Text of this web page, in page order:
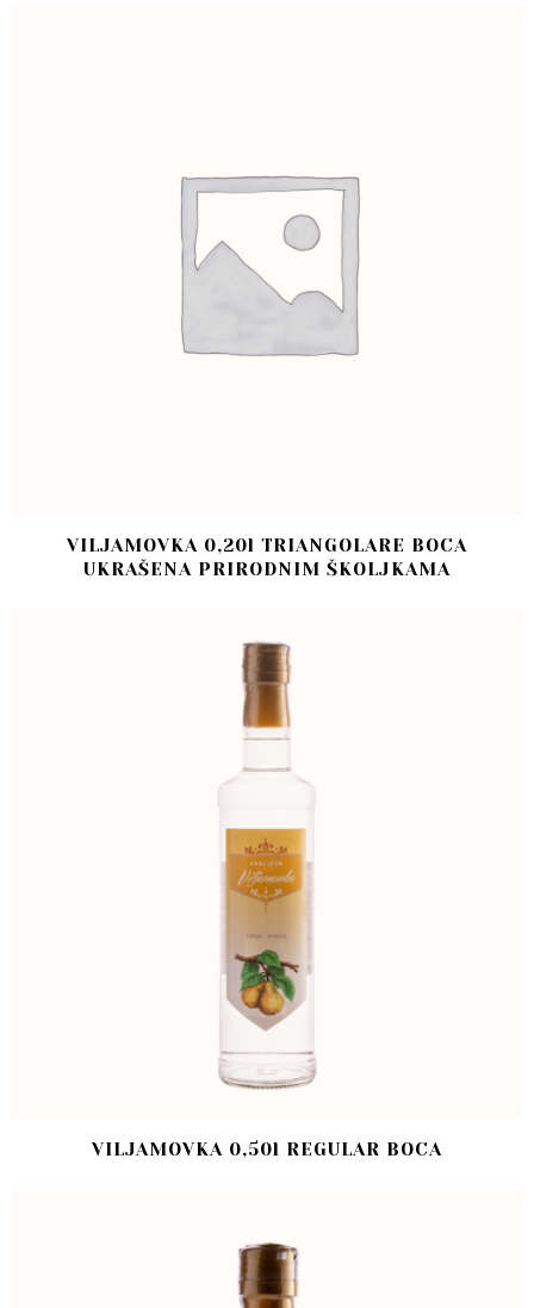
VILJAMOVKA 0,20l TRIANGOLARE BOCA
UKRAŠENA PRIRODNIM ŠKOLJKAMA
VILJAMOVKA 0,50l REGULAR BOCA